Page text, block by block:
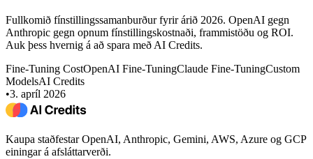
Fullkomið fínstillingssamanburður fyrir árið 2026. OpenAI gegn
Anthropic gegn opnum fínstillingskostnaði, frammistöðu og ROI.
Auk þess hvernig á að spara með AI Credits.
Fine-Tuning CostOpenAI Fine-TuningClaude Fine-TuningCustom
ModelsAI Credits
•3. apríl 2026
Kaupa staðfestar OpenAI, Anthropic, Gemini, AWS, Azure og GCP
einingar á afsláttarverði.